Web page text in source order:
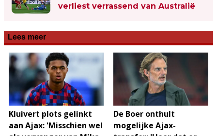
verliest verrassend van Australië